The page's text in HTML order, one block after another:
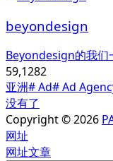
beyondesign
Beyondesign的我们
59,1282
亚洲# Ad# Ad
没有了
Copyright © 2026
网址
网址文章